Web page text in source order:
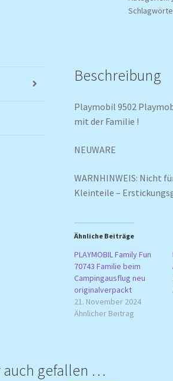
Beschreibung
Playmobil 9502
mit der Familie !
NEUWARE
WARNHINWEIS: Nicht
Kleinteile –
Ähnliche Beiträge
PLAYMOBIL Family Fun
70743 Familie beim
Campingausflug neu
originalverpackt
21. November 2024
Ähnlicher Beitrag
auch gefallen …